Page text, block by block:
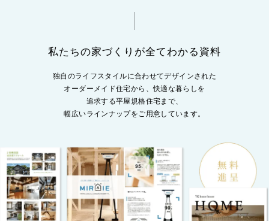
私たちの家づくりが全てわかる資料
独自のライフスタイルに合わせてデザインされた
オーダーメイド住宅から、快適な暮らしを
追求する平屋規格住宅まで、
幅広いラインナップをご用意しています。